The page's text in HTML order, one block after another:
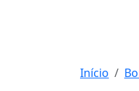
Início